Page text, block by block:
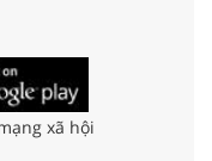
xã hội